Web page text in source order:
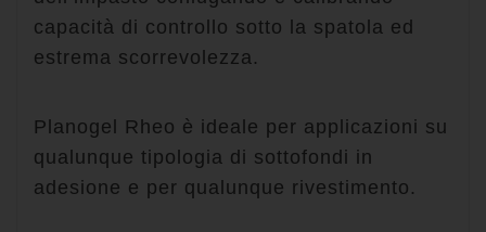
capacità di controllo sotto la spatola ed
estrema scorrevolezza.
Planogel Rheo è ideale per applicazioni su
qualunque tipologia di sottofondi in
adesione e per qualunque rivestimento.